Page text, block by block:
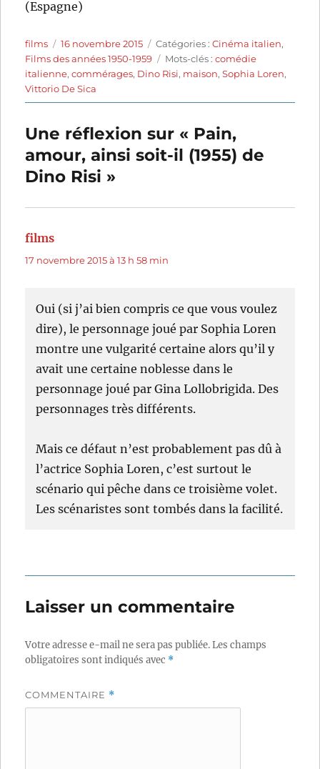
(Espagne)
Auteur
films
Publié
le
16 novembre 2015 Catégories
Catégories :Cinéma italien,
Films des années 1950-1959
Étiquettes
Mots-clés :comédie
italienne,commérages, Dino Risi, maison,Sophia Loren,
Vittorio De Sica
Une réflexion sur « Pain,
amour, ainsi soit-il (1955) de
Dino Risi »
films
17 novembre 2015 à 13 h 58 min
Oui (si j’ai bien compris ce que vous voulez
dire), le personnage joué par Sophia Loren
montre une vulgarité certaine alors qu’il y
avait une certaine noblesse dans le
personnage joué par Gina Lollobrigida. Des
personnages très différents.
Mais ce défaut n’est probablement pas dû à
l’actrice Sophia Loren, c’est surtout le
scénario qui pêche dans ce troisième volet.
Les scénaristes sont tombés dans la facilité.
Laisser un commentaire
Votre adresse e-mail ne sera pas publiée.Les champs
obligatoires sont indiqués avec *
COMMENTAIRE *